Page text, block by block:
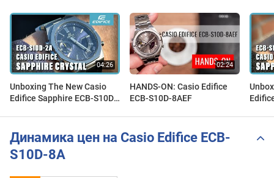
Unboxing The New Casio
Edifice Sapphire ECB-S10D-
HANDS-ON: Casio Edifice
ECB-S10D-8AEF
Динамика цен на Casio Edifice ECB-
S10D-8A